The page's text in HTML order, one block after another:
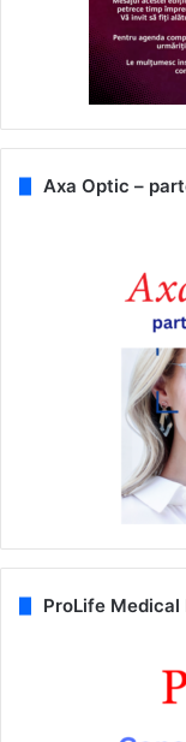
Axa Optic –
ProLife Medical